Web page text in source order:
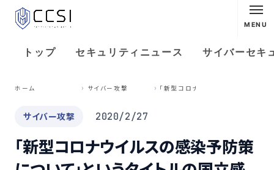
MENU
トップ セキュリティニュース サイバーセキ
ホーム サイバー攻撃
サイバー攻撃 2020/2/27
「新型コロナウイルスの感染予防策